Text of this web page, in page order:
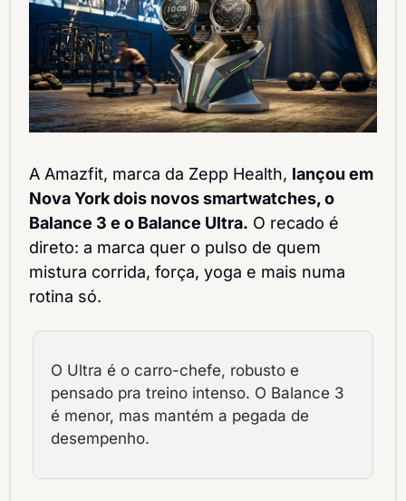
A Amazfit, marca da Zepp Health, lançou em
Nova York dois novos smartwatches, o
Balance 3 e o Balance Ultra. O recado é
direto: a marca quer o pulso de quem
mistura corrida, força, yoga e mais numa
rotina só.
O Ultra é o carro-chefe, robusto e
pensado pra treino intenso. O Balance 3
é menor, mas mantém a pegada de
desempenho.